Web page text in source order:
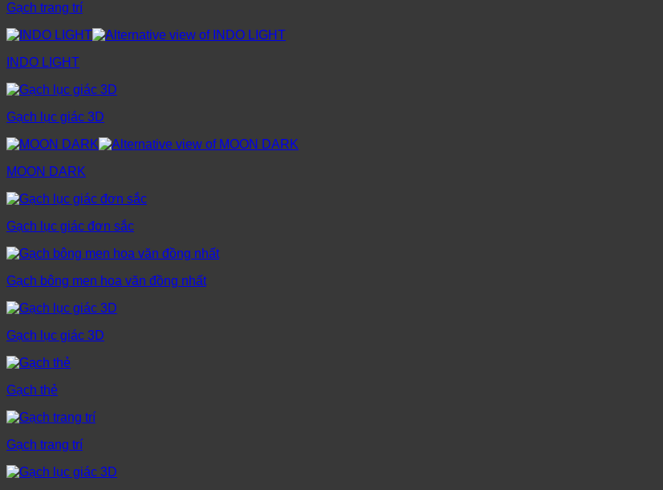
Gạch trang trí
INDO LIGHT
Gạch lục giác 3D
MOON DARK
Gạch lục giác đơn sắc
Gạch bông men hoa văn đồng nhất
Gạch lục giác 3D
Gạch thẻ
Gạch trang trí